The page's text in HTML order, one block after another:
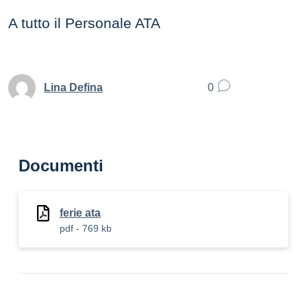
A tutto il Personale ATA
Lina Defina 0
Documenti
ferie ata
pdf - 769 kb